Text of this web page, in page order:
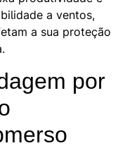
a ventos,
a sua proteção
por